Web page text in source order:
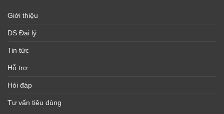
Giới thiệu
DS Đại lý
Tin tức
Hỗ trợ
Hỏi đáp
Tư vấn tiêu dùng